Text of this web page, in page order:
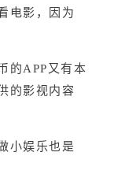
电影，因为
的APP又有本
的影视内容
小娱乐也是